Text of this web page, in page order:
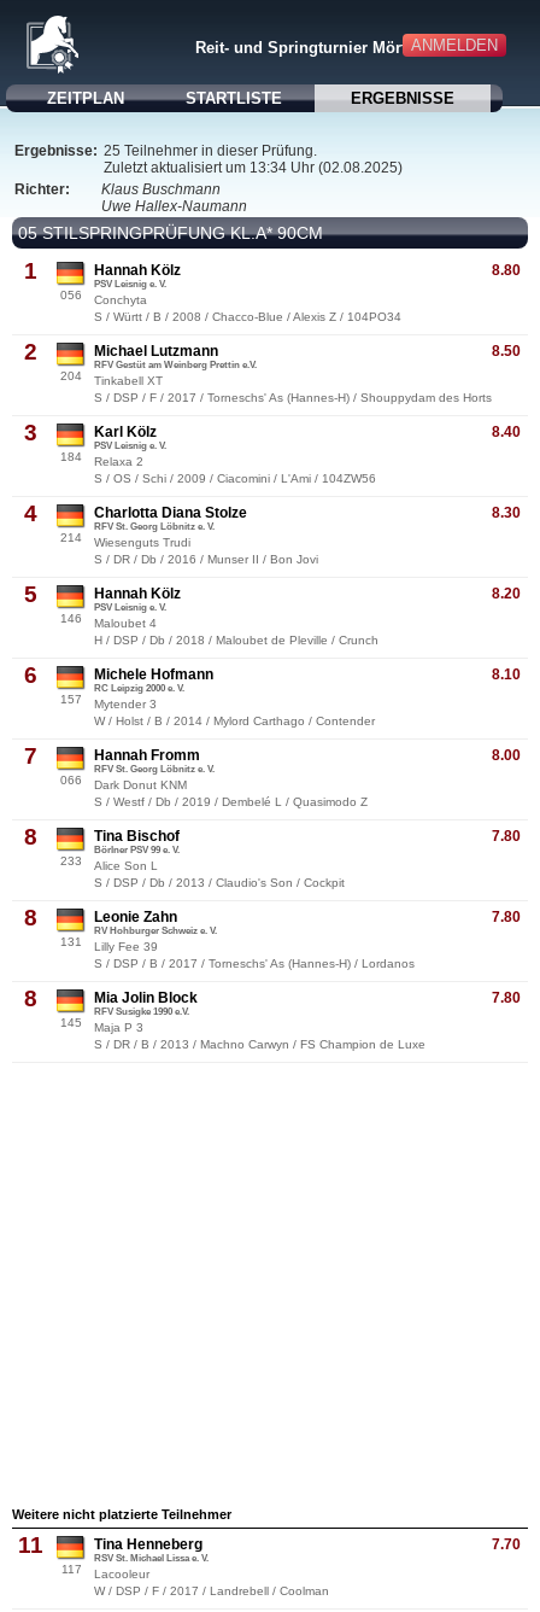
ANMELDEN
Reit- und Springturnier Mörtitz
ZEITPLAN STARTLISTE ERGEBNISSE
Ergebnisse: 25 Teilnehmer in dieser Prüfung.
Zuletzt aktualisiert um 13:34 Uhr (02.08.2025)
Richter:
Klaus Buschmann
Uwe Hallex-Naumann
05 STILSPRINGPRÜFUNG KL.A* 90CM
1
056
8.80
Hannah Kölz
PSV Leisnig e. V.
Conchyta
S / Württ / B / 2008 / Chacco-Blue / Alexis Z / 104PO34
2
204
8.50
Michael Lutzmann
RFV Gestüt am Weinberg Prettin e.V.
Tinkabell XT
S / DSP / F / 2017 / Torneschs' As (Hannes-H) / Shouppydam des Horts
3
184
8.40
Karl Kölz
PSV Leisnig e. V.
Relaxa 2
S / OS / Schi / 2009 / Ciacomini / L'Ami / 104ZW56
4
214
8.30
Charlotta Diana Stolze
RFV St. Georg Löbnitz e. V.
Wiesenguts Trudi
S / DR / Db / 2016 / Munser II / Bon Jovi
5
146
8.20
Hannah Kölz
PSV Leisnig e. V.
Maloubet 4
H / DSP / Db / 2018 / Maloubet de Pleville / Crunch
6
157
8.10
Michele Hofmann
RC Leipzig 2000 e. V.
Mytender 3
W / Holst / B / 2014 / Mylord Carthago / Contender
7
066
8.00
Hannah Fromm
RFV St. Georg Löbnitz e. V.
Dark Donut KNM
S / Westf / Db / 2019 / Dembelé L / Quasimodo Z
8
233
7.80
Tina Bischof
Börlner PSV 99 e. V.
Alice Son L
S / DSP / Db / 2013 / Claudio's Son / Cockpit
8
131
7.80
Leonie Zahn
RV Hohburger Schweiz e. V.
Lilly Fee 39
S / DSP / B / 2017 / Torneschs' As (Hannes-H) / Lordanos
8
145
7.80
Mia Jolin Block
RFV Susigke 1990 e.V.
Maja P 3
S / DR / B / 2013 / Machno Carwyn / FS Champion de Luxe
Weitere nicht platzierte Teilnehmer
11
117
7.70
Tina Henneberg
RSV St. Michael Lissa e. V.
Lacooleur
W / DSP / F / 2017 / Landrebell / Coolman